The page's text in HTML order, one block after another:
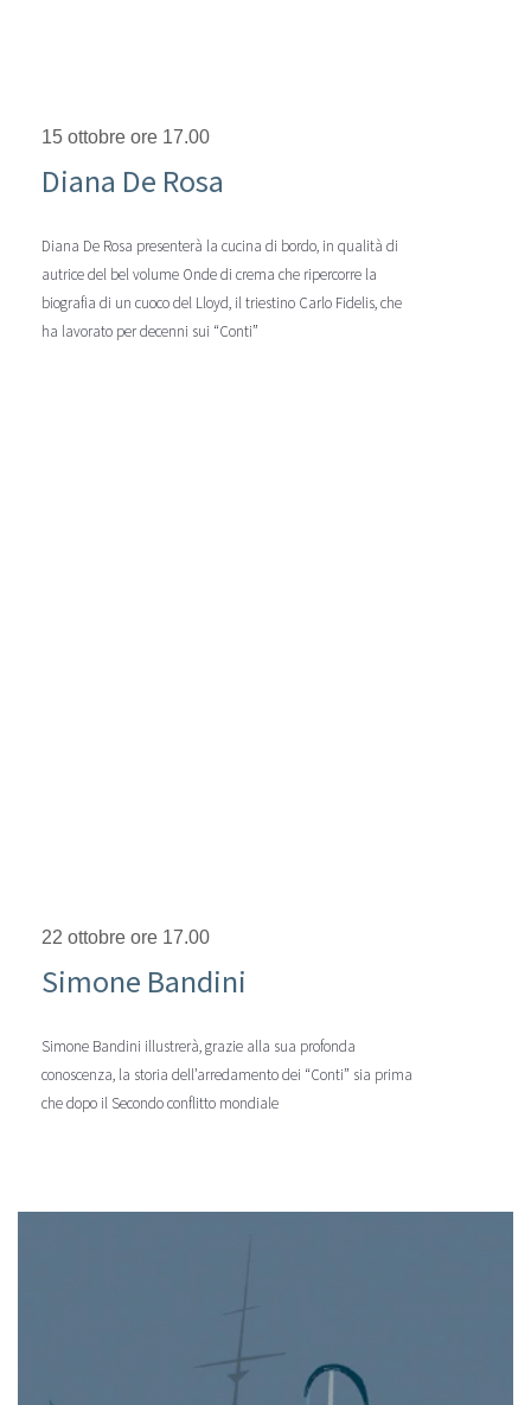
15 ottobre ore 17.00
Diana De Rosa
Diana De Rosa presenterà la cucina di bordo, in qualità di
autrice del bel volume Onde di crema che ripercorre la
biografia di un cuoco del Lloyd, il triestino Carlo Fidelis, che
ha lavorato per decenni sui “Conti”
22 ottobre ore 17.00
Simone Bandini
Simone Bandini illustrerà, grazie alla sua profonda
conoscenza, la storia dell’arredamento dei “Conti” sia prima
che dopo il Secondo conflitto mondiale